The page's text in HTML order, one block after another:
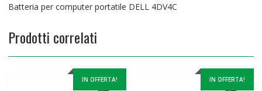
Batteria per computer portatile DELL 4DV4C
Prodotti correlati
IN OFFERTA! IN OFFERTA!